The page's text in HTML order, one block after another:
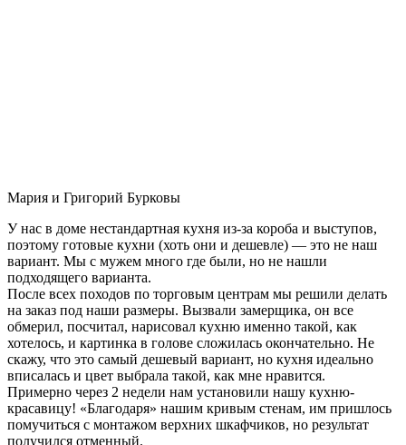
Мария и Григорий Бурковы
У нас в доме нестандартная кухня из-за короба и выступов,
поэтому готовые кухни (хоть они и дешевле) — это не наш
вариант. Мы с мужем много где были, но не нашли
подходящего варианта.
После всех походов по торговым центрам мы решили делать
на заказ под наши размеры. Вызвали замерщика, он все
обмерил, посчитал, нарисовал кухню именно такой, как
хотелось, и картинка в голове сложилась окончательно. Не
скажу, что это самый дешевый вариант, но кухня идеально
вписалась и цвет выбрала такой, как мне нравится.
Примерно через 2 недели нам установили нашу кухню-
красавицу! «Благодаря» нашим кривым стенам, им пришлось
помучиться с монтажом верхних шкафчиков, но результат
получился отменный.